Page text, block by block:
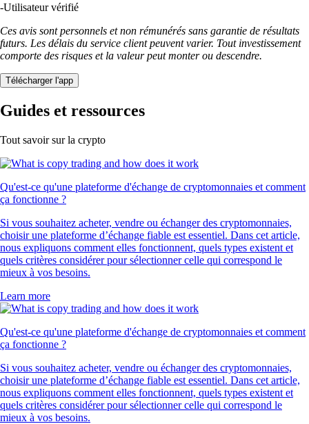
-Utilisateur vérifié
Ces avis sont personnels et non rémunérés sans garantie de résultats
futurs. Les délais du service client peuvent varier. Tout investissement
comporte des risques et la valeur peut monter ou descendre.
Télécharger l'app
Guides et ressources
Tout savoir sur la crypto
Qu'est-ce qu'une plateforme d'échange de cryptomonnaies et comment
ça fonctionne ?
Si vous souhaitez acheter, vendre ou échanger des cryptomonnaies,
choisir une plateforme d’échange fiable est essentiel. Dans cet article,
nous expliquons comment elles fonctionnent, quels types existent et
quels critères considérer pour sélectionner celle qui correspond le
mieux à vos besoins.
Learn more
Qu'est-ce qu'une plateforme d'échange de cryptomonnaies et comment
ça fonctionne ?
Si vous souhaitez acheter, vendre ou échanger des cryptomonnaies,
choisir une plateforme d’échange fiable est essentiel. Dans cet article,
nous expliquons comment elles fonctionnent, quels types existent et
quels critères considérer pour sélectionner celle qui correspond le
mieux à vos besoins.